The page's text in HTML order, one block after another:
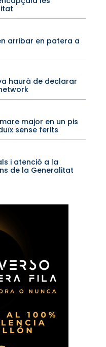
arribar en patera a
haurà de declarar
major en un pis
sense ferits
i atenció a la
de la Generalitat